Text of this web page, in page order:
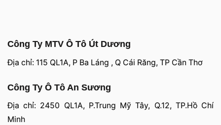
Công Ty MTV Ô Tô Út Dương
Địa chỉ: 115 QL1A, P Ba Láng , Q Cái Răng, TP Cần Thơ
Công Ty Ô Tô An Sương
Địa chỉ: 2450 QL1A, P.Trung Mỹ Tây, Q.12, TP.Hồ Chí
Minh